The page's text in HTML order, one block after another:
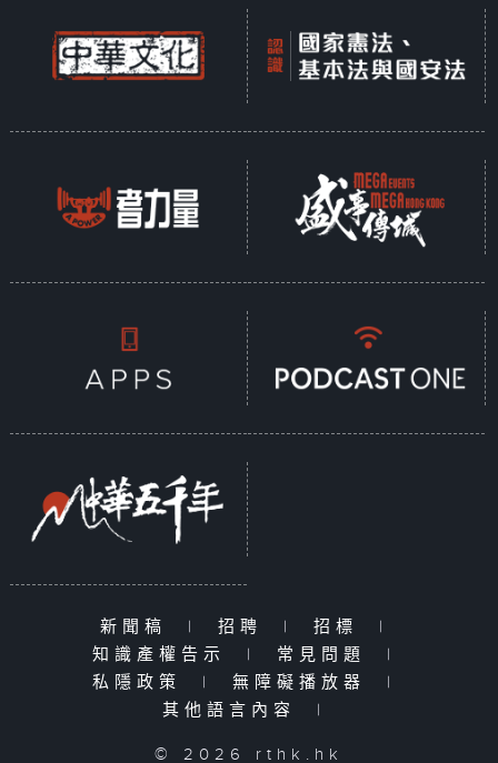
新聞稿 | 招聘 | 招標
|
知識產權告示
| 常見問題
|
私隱政策
| 無障礙播放器
|
其他語言內容
|
© 2026 rthk.hk